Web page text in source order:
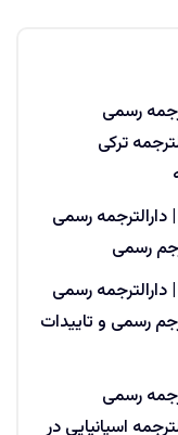
رسمی
ترکی
دارالترجمه رسمی
رسمی
دارالترجمه رسمی
رسمی و تاییدات
رسمی
اسپانیایی در